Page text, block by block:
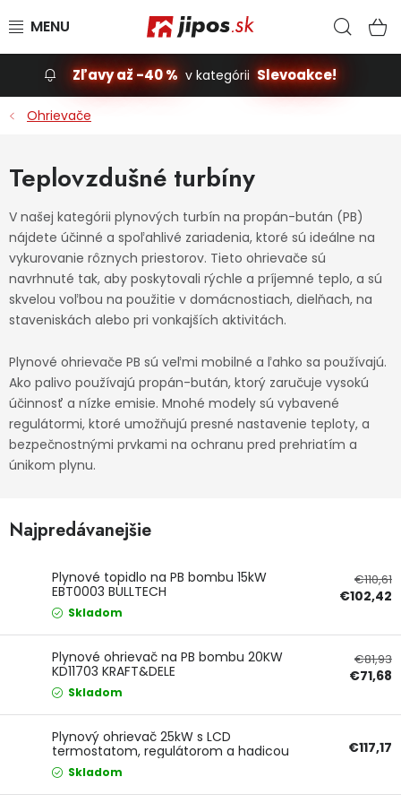
Slevoakce
Záhrada
Príslušenstvo pre automobily
Domácnosť
Ochranné pracovné pomôcky
Vianoce
Fotovoltaika
Značky
Servis náradia Hodnotenie obchodu
Kontakty
Zľavy až -40 % v kategórii Slevoakce!
Ohrievače
Teplovzdušné turbíny
V našej kategórii plynových turbín na propán-bután (PB)
nájdete účinné a spoľahlivé zariadenia, ktoré sú ideálne na
vykurovanie rôznych priestorov. Tieto ohrievače sú
navrhnuté tak, aby poskytovali rýchle a príjemné teplo, a sú
skvelou voľbou na použitie v domácnostiach, dielňach, na
staveniskách alebo pri vonkajších aktivitách.
Plynové ohrievače PB sú veľmi mobilné a ľahko sa používajú.
Ako palivo používajú propán-bután, ktorý zaručuje vysokú
účinnosť a nízke emisie. Mnohé modely sú vybavené
regulátormi, ktoré umožňujú presné nastavenie teploty, a
bezpečnostnými prvkami na ochranu pred prehriatím a
únikom plynu.
Najpredávanejšie
Plynové topidlo na PB bombu 15kW
EBT0003 BULLTECH
€110,61
€102,42
Skladom
Plynové ohrievač na PB bombu 20KW
KD11703 KRAFT&DELE
€81,93
€71,68
Skladom
Plynový ohrievač 25kW s LCD
termostatom, regulátorom a hadicou
RTNGG0120 RED TECHNIC
€117,17
Skladom